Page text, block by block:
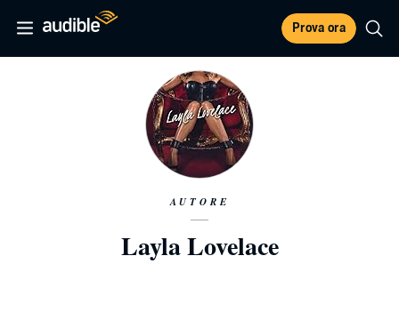
Prova ora
AUTORE
Layla Lovelace